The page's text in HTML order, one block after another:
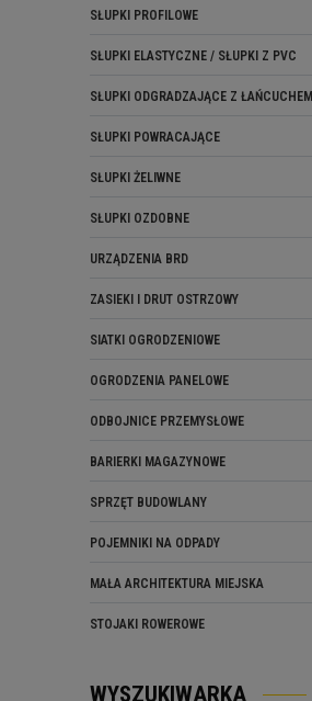
SŁUPKI PROFILOWE
SŁUPKI ELASTYCZNE / SŁUPKI Z PVC
SŁUPKI ODGRADZAJĄCE Z ŁAŃCUCHEM
SŁUPKI POWRACAJĄCE
SŁUPKI ŻELIWNE
SŁUPKI OZDOBNE
URZĄDZENIA BRD
ZASIEKI I DRUT OSTRZOWY
SIATKI OGRODZENIOWE
OGRODZENIA PANELOWE
ODBOJNICE PRZEMYSŁOWE
BARIERKI MAGAZYNOWE
SPRZĘT BUDOWLANY
POJEMNIKI NA ODPADY
MAŁA ARCHITEKTURA MIEJSKA
STOJAKI ROWEROWE
WYSZUKIWARKA